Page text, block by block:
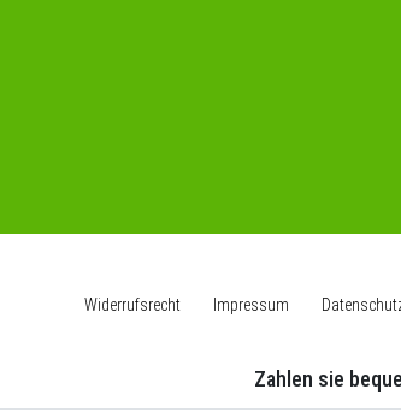
Widerrufs­recht Impressum
Zahlen sie